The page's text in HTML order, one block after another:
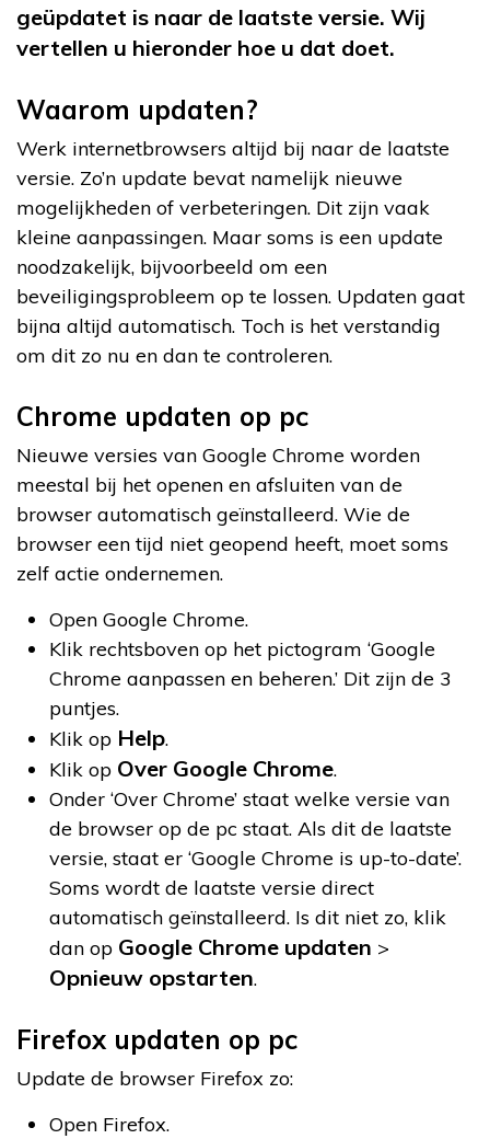
geüpdatet is naar de laatste versie. Wij
vertellen u hieronder hoe u dat doet.
Waarom updaten?
Werk internetbrowsers altijd bij naar de laatste
versie. Zo’n update bevat namelijk nieuwe
mogelijkheden of verbeteringen. Dit zijn vaak
kleine aanpassingen. Maar soms is een update
noodzakelijk, bijvoorbeeld om een
beveiligingsprobleem op te lossen. Updaten gaat
bijna altijd automatisch. Toch is het verstandig
om dit zo nu en dan te controleren.
Chrome updaten op pc
Nieuwe versies van Google Chrome worden
meestal bij het openen en afsluiten van de
browser automatisch geïnstalleerd. Wie de
browser een tijd niet geopend heeft, moet soms
zelf actie ondernemen.
Open Google Chrome.
Klik rechtsboven op het pictogram ‘Google
Chrome aanpassen en beheren.’ Dit zijn de 3
puntjes.
Klik op Help.
Klik op Over Google Chrome.
Onder ‘Over Chrome’ staat welke versie van
de browser op de pc staat. Als dit de laatste
versie, staat er ‘Google Chrome is up-to-date’.
Soms wordt de laatste versie direct
automatisch geïnstalleerd. Is dit niet zo, klik
dan op Google Chrome updaten >
Opnieuw opstarten.
Firefox updaten op pc
Update de browser Firefox zo:
Open Firefox.